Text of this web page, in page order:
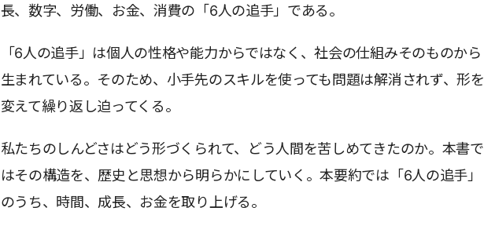
長、数字、労働、お金、消費の「6人の追手」である。
「6人の追手」は個人の性格や能力からではなく、社会の仕組みそのものから
生まれている。そのため、小手先のスキルを使っても問題は解消されず、形を
変えて繰り返し迫ってくる。
私たちのしんどさはどう形づくられて、どう人間を苦しめてきたのか。本書で
はその構造を、歴史と思想から明らかにしていく。本要約では「6人の追手」
のうち、時間、成長、お金を取り上げる。